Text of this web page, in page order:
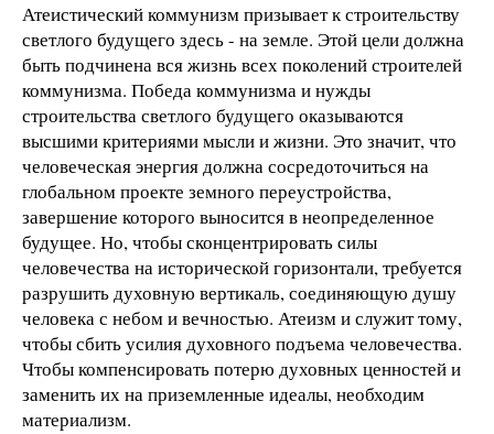
Атеистический коммунизм призывает к строительству
светлого будущего здесь - на земле. Этой цели должна
быть подчинена вся жизнь всех поколений строителей
коммунизма. Победа коммунизма и нужды
строительства светлого будущего оказываются
высшими критериями мысли и жизни. Это значит, что
человеческая энергия должна сосредоточиться на
глобальном проекте земного переустройства,
завершение которого выносится в неопределенное
будущее. Но, чтобы сконцентрировать силы
человечества на исторической горизонтали, требуется
разрушить духовную вертикаль, соединяющую душу
человека с небом и вечностью. Атеизм и служит тому,
чтобы сбить усилия духовного подъема человечества.
Чтобы компенсировать потерю духовных ценностей и
заменить их на приземленные идеалы, необходим
материализм.